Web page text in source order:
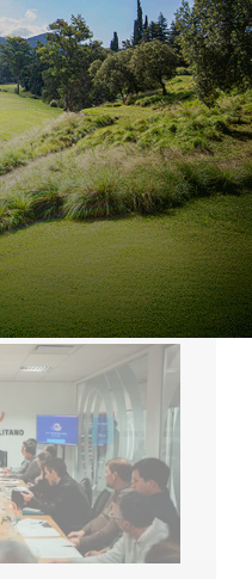
más de
los
DE 2026